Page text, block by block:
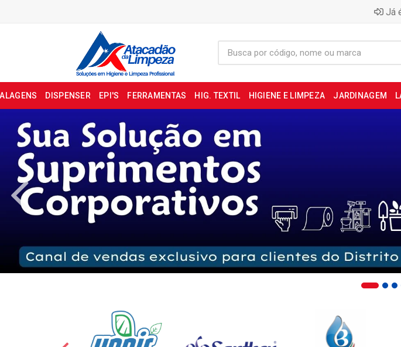
Já
DISPENSER EPI'S FERRAMENTAS HIG. TEXTIL HIGIENE E LIMPEZA JARDINAGEM